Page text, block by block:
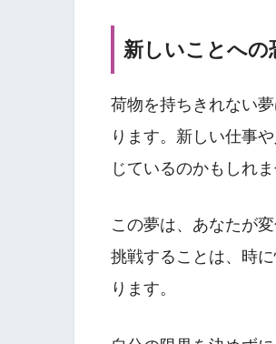
新しいことへの
荷物を持ちきれない
ります。新しい仕事
じているのかもしれま
この夢は、あなたが
挑戦することは、時
ります。